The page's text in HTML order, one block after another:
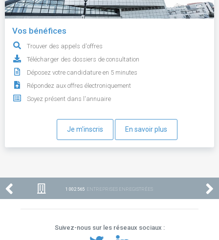
Vos bénéfices
Trouver des appels d'offres
Télécharger des dossiers de consultation
Déposez votre candidature en 5 minutes
Répondez aux offres électroniquement
Soyez présent dans l'annuaire
Je m'inscris En savoir plus
1 002 565 ENTREPRISES ENREGISTRÉES
Suivez-nous sur les réseaux sociaux :